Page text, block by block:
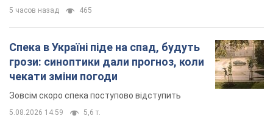
5 часов назад 465
Спека в Україні піде на спад, будуть
грози: синоптики дали прогноз, коли
чекати зміни погоди
Зовсім скоро спека поступово відступить
5.08.2026 14:59 5,6 т.